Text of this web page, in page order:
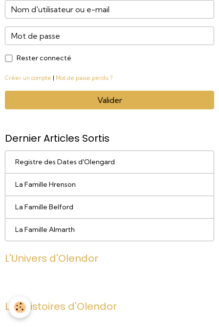
Rester connecté
Créer un compte Mot de passe perdu ?
Valider
Dernier Articles Sortis
Registre des Dates d'Olengard
La Famille Hrenson
La Famille Belford
La Famille Almarth
L'Univers d'Olendor
Les Histoires d'Olendor